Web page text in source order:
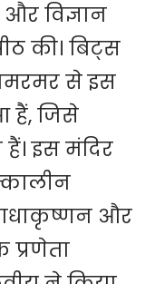
और विज्ञान
की। बिट्स
से इस
हैं, जिसे
इस मंदिर
राधाकृष्णन और
प्रणेता